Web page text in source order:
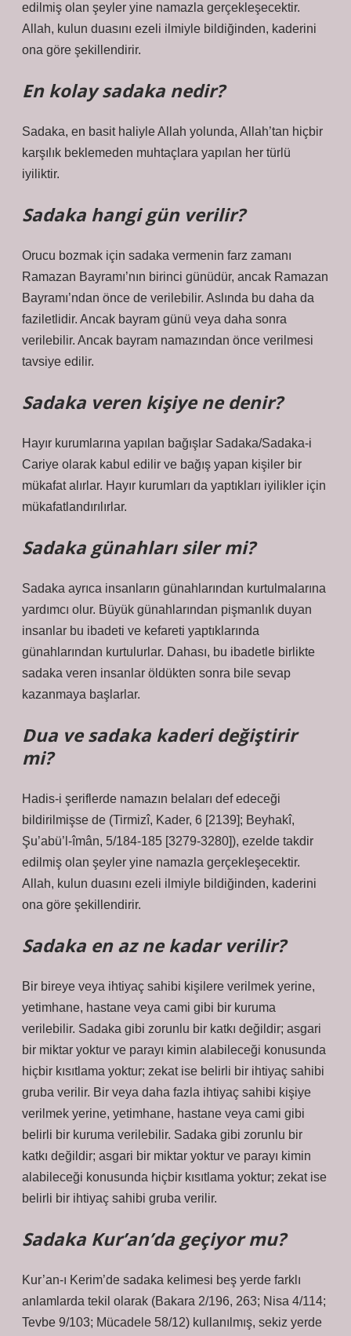
edilmiş olan şeyler yine namazla gerçekleşecektir.
Allah, kulun duasını ezeli ilmiyle bildiğinden, kaderini
ona göre şekillendirir.
En kolay sadaka nedir?
Sadaka, en basit haliyle Allah yolunda, Allah’tan hiçbir
karşılık beklemeden muhtaçlara yapılan her türlü
iyiliktir.
Sadaka hangi gün verilir?
Orucu bozmak için sadaka vermenin farz zamanı
Ramazan Bayramı’nın birinci günüdür, ancak Ramazan
Bayramı’ndan önce de verilebilir. Aslında bu daha da
faziletlidir. Ancak bayram günü veya daha sonra
verilebilir. Ancak bayram namazından önce verilmesi
tavsiye edilir.
Sadaka veren kişiye ne denir?
Hayır kurumlarına yapılan bağışlar Sadaka/Sadaka-i
Cariye olarak kabul edilir ve bağış yapan kişiler bir
mükafat alırlar. Hayır kurumları da yaptıkları iyilikler için
mükafatlandırılırlar.
Sadaka günahları siler mi?
Sadaka ayrıca insanların günahlarından kurtulmalarına
yardımcı olur. Büyük günahlarından pişmanlık duyan
insanlar bu ibadeti ve kefareti yaptıklarında
günahlarından kurtulurlar. Dahası, bu ibadetle birlikte
sadaka veren insanlar öldükten sonra bile sevap
kazanmaya başlarlar.
Dua ve sadaka kaderi değiştirir
mi?
Hadis-i şeriflerde namazın belaları def edeceği
bildirilmişse de (Tirmizî, Kader, 6 [2139]; Beyhakî,
Şu’abü’l-îmân, 5/184-185 [3279-3280]), ezelde takdir
edilmiş olan şeyler yine namazla gerçekleşecektir.
Allah, kulun duasını ezeli ilmiyle bildiğinden, kaderini
ona göre şekillendirir.
Sadaka en az ne kadar verilir?
Bir bireye veya ihtiyaç sahibi kişilere verilmek yerine,
yetimhane, hastane veya cami gibi bir kuruma
verilebilir. Sadaka gibi zorunlu bir katkı değildir; asgari
bir miktar yoktur ve parayı kimin alabileceği konusunda
hiçbir kısıtlama yoktur; zekat ise belirli bir ihtiyaç sahibi
gruba verilir. Bir veya daha fazla ihtiyaç sahibi kişiye
verilmek yerine, yetimhane, hastane veya cami gibi
belirli bir kuruma verilebilir. Sadaka gibi zorunlu bir
katkı değildir; asgari bir miktar yoktur ve parayı kimin
alabileceği konusunda hiçbir kısıtlama yoktur; zekat ise
belirli bir ihtiyaç sahibi gruba verilir.
Sadaka Kur’an’da geçiyor mu?
Kur’an-ı Kerim’de sadaka kelimesi beş yerde farklı
anlamlarda tekil olarak (Bakara 2/196, 263; Nisa 4/114;
Tevbe 9/103; Mücadele 58/12) kullanılmış, sekiz yerde